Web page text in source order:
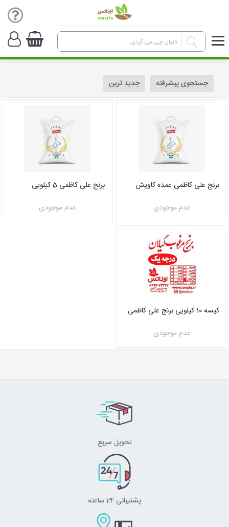
جستجوی پیشرفته جدید ترین
برنج علی کاظمی عمده کاویش
عدم موجودی
برنج علی کاظمی 5 کیلویی
عدم موجودی
کیسه 10 کیلویی برنج علی کاظمی
عدم موجودی
تحویل سریع
پشتیبانی 24 ساعته